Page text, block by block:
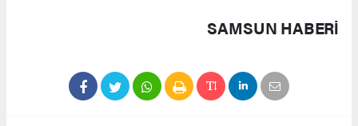
SAMSUN HABERİ